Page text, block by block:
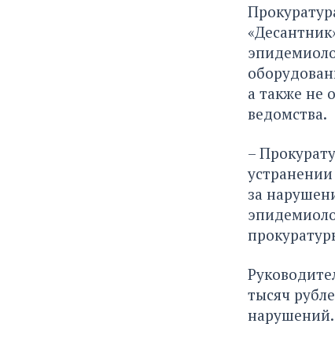
а также не
ведомства.
–
за
тысяч
нарушений.